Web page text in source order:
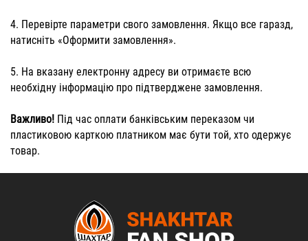
4. Перевірте параметри свого замовлення. Якщо все гаразд,
натисніть «Оформити замовлення».
5. На вказану електронну адресу ви отримаєте всю
необхідну інформацію про підтверджене замовлення.
Важливо! Під час оплати банківським переказом чи
пластиковою карткою платником має бути той, хто одержує
товар.